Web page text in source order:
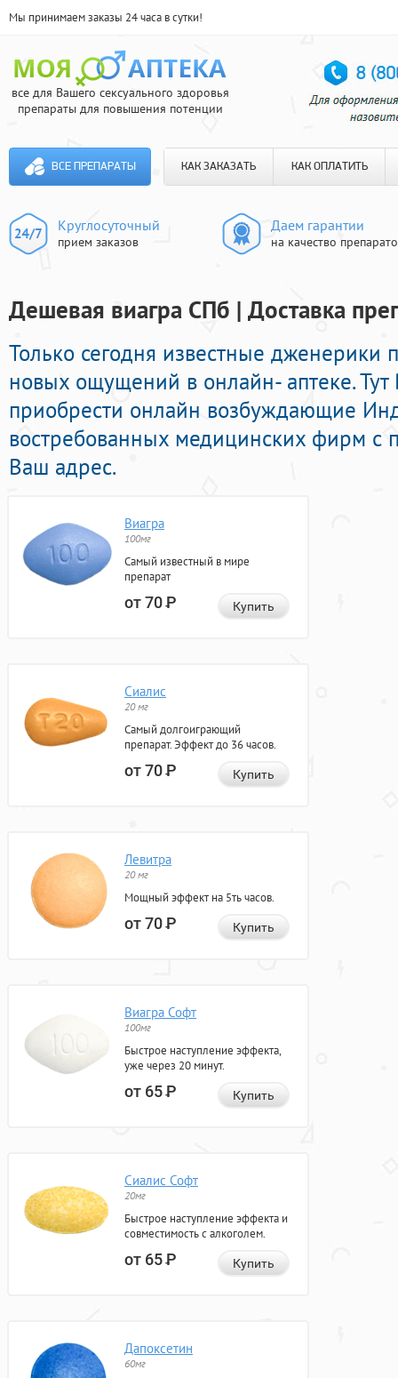
Мы принимаем заказы 24 часа в сутки!
все для Вашего сексуального здоровья
препараты для повышения потенции
ВСЕ ПРЕПАРАТЫ КАК ЗАКАЗАТЬ КАК ОПЛАТИТЬ
Круглосуточный
прием заказов
Даем гарантии
на качество
Дешевая виагра СПб | Доставка
Только сегодня известные
новых ощущений в онлайн- аптеке.
приобрести онлайн возбуждающие
востребованных медицинских фирм с
Ваш адрес.
Виагра
100мг
Самый известный в мире
препарат
от 70Р Купить
Сиалис
20 мг
Самый долгоиграющий
препарат. Эффект до 36 часов.
от 70Р Купить
Левитра
20 мг
Мощный эффект на 5ть часов.
от 70Р Купить
Виагра Софт
100мг
Быстрое наступление эффекта,
уже через 20 минут.
от 65Р Купить
Сиалис Софт
20мг
Быстрое наступление эффекта и
совместимость с алкоголем.
от 65Р Купить
Дапоксетин
60мг